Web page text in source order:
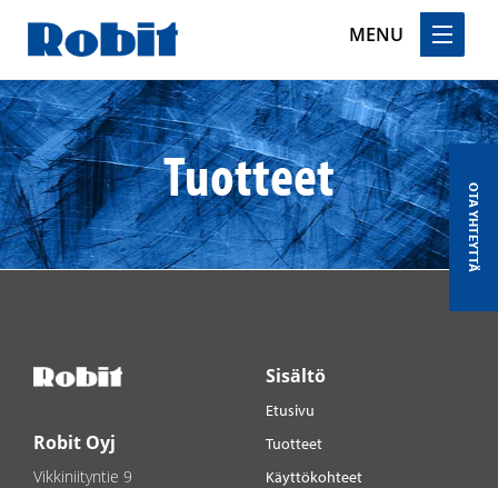
MENU
Skip
to
content
Tuotteet
OTA YHTEYTTÄ
Robit Oyj
Vikkiniityntie 9
Sisältö
Etusivu
Tuotteet
Käyttökohteet